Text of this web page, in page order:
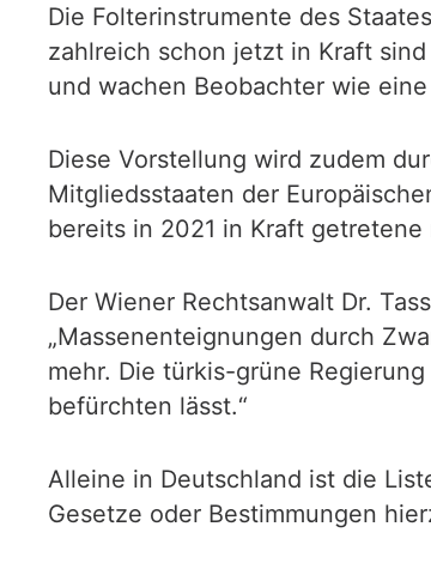
Die Folterinstrumente des
zahlreich schon jetzt in Kraft
und wachen Beobachter wie
Diese Vorstellung wird zudem
Mitgliedsstaaten der
bereits in 2021 in Kraft
Der Wiener Rechtsanwalt Dr.
„Massenenteignungen durch
mehr. Die türkis-grüne
befürchten lässt.“
Alleine in Deutschland ist die
Gesetze oder Bestimmungen